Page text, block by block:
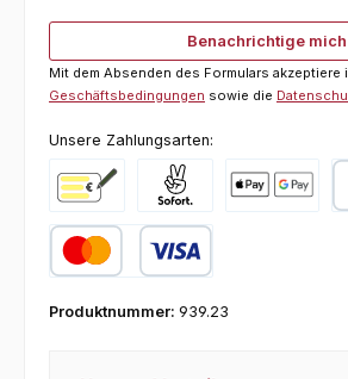
Benachrichtige mich
Mit dem Absenden des Formulars akzeptiere
Geschäftsbedingungen sowie die
Unsere Zahlungsarten:
Vorkasse Pay with Klarna
Produktnummer: 939.23